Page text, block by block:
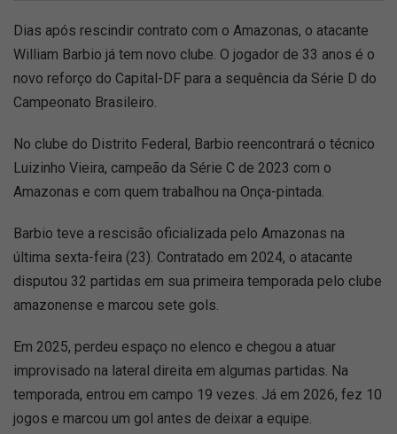
Dias após rescindir contrato com o Amazonas, o atacante
William Barbio já tem novo clube. O jogador de 33 anos é o
novo reforço do Capital-DF para a sequência da Série D do
Campeonato Brasileiro.
No clube do Distrito Federal, Barbio reencontrará o técnico
Luizinho Vieira, campeão da Série C de 2023 com o
Amazonas e com quem trabalhou na Onça-pintada.
Barbio teve a rescisão oficializada pelo Amazonas na
última sexta-feira (23). Contratado em 2024, o atacante
disputou 32 partidas em sua primeira temporada pelo clube
amazonense e marcou sete gols.
Em 2025, perdeu espaço no elenco e chegou a atuar
improvisado na lateral direita em algumas partidas. Na
temporada, entrou em campo 19 vezes. Já em 2026, fez 10
jogos e marcou um gol antes de deixar a equipe.